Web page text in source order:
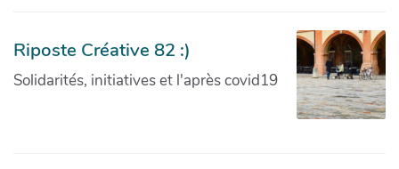
Riposte Créative 82 :)
Solidarités, initiatives et l'après covid19